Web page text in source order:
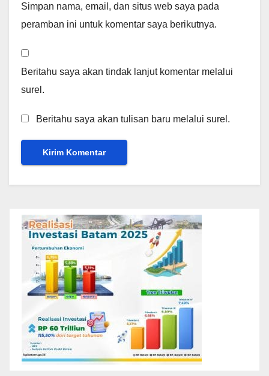
Simpan nama, email, dan situs web saya pada
peramban ini untuk komentar saya berikutnya.
Beritahu saya akan tindak lanjut komentar melalui
surel.
Beritahu saya akan tulisan baru melalui surel.